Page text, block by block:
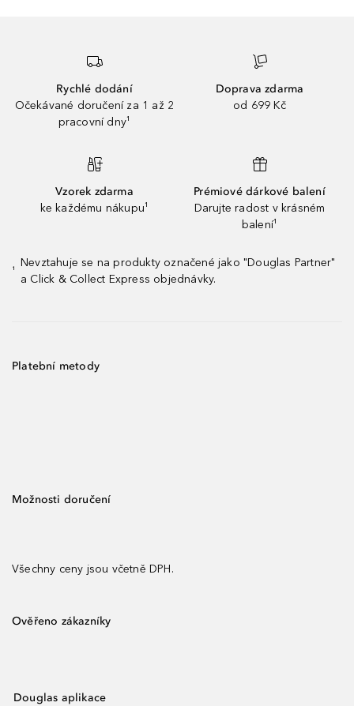
Rychlé dodání
Očekávané doručení za 1 až 2
pracovní dny¹
Doprava zdarma
od 699 Kč
Vzorek zdarma
ke každému nákupu¹
Prémiové dárkové balení
Darujte radost v krásném
balení¹
¹
Nevztahuje se na produkty označené jako "Douglas Partner"
a Click & Collect Express objednávky.
Platební metody
Možnosti doručení
Všechny ceny jsou včetně DPH.
Ověřeno zákazníky
Douglas aplikace